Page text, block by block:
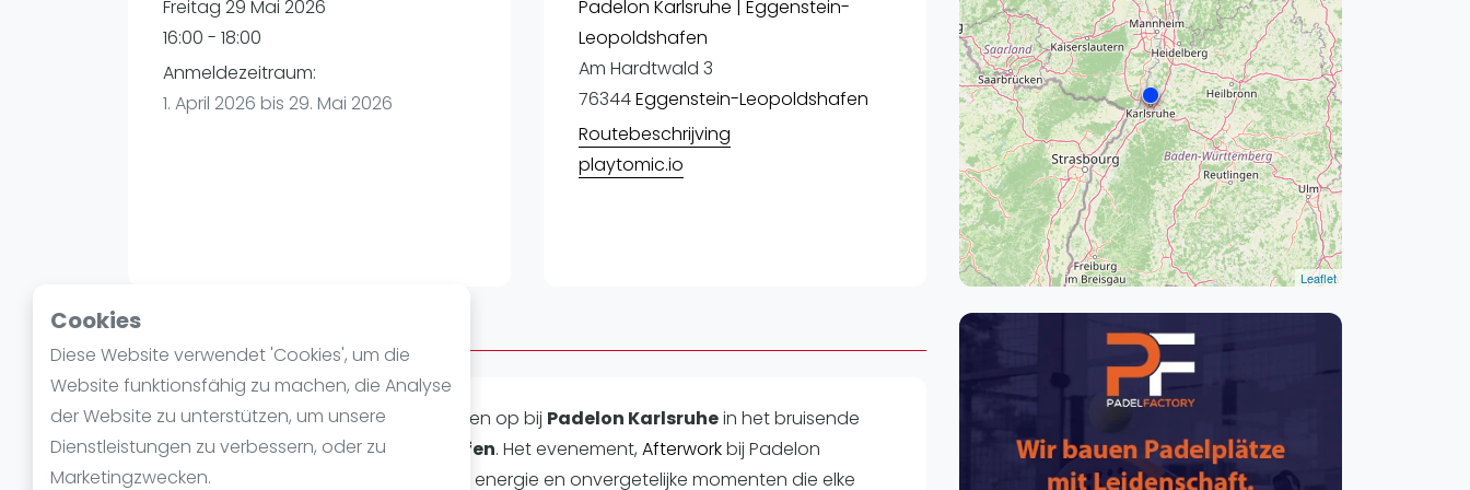
Cookies
Diese Website verwendet 'Cookies', um die
Website funktionsfähig zu machen, die Analyse
der Website zu unterstützen, um unsere
Dienstleistungen zu verbessern, oder zu
Marketingzwecken.
Verschiedenes
Leipzig
Dortmund
Essen
Freitag 29 Mai 2026
16:00 - 18:00
Anmeldezeitraum:
1. April 2026 bis 29. Mai 2026
Padelon Karlsruhe | Eggenstein-
Leopoldshafen
Am Hardtwald 3
76344Eggenstein-Leopoldshafen
Routebeschrijving
playtomic.io
Leaflet
Über Afterwork
Laat je passie voor padelontvlammen op bij Padelon Karlsruhein het bruisende
hart vanEggenstein-Leopoldshafen. Het evenement, Afterworkbij Padelon
Karlsruhe, belooft een dag vol actie, energie en onvergetelijke momenten die elke